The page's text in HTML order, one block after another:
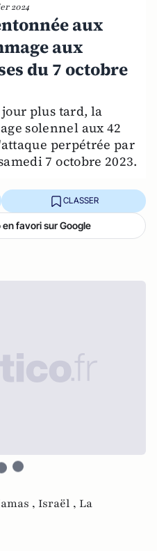
2024
aux
aux
du 7 octobre
plus tard, la
solennel aux 42
perpétrée par
7 octobre 2023.
CLASSER
favori sur Google
, Israël , La